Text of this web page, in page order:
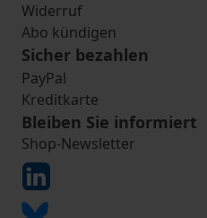
Widerruf
Abo kündigen
Sicher bezahlen
PayPal
Kreditkarte
Bleiben Sie informiert
Shop-Newsletter